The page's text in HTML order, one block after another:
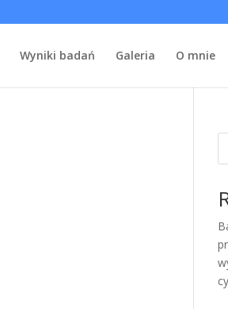
Wyniki badań Galeria O mnie